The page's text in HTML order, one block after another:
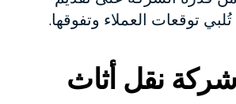
توقعات العملاء وتفوقها.
نقل أثاث